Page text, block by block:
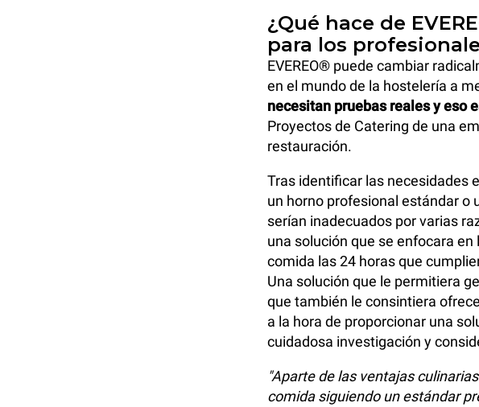
¿Qué hace de
para los
EVEREO® puede cambiar
en el mundo de la hostelería a
necesitan pruebas reales y eso
Proyectos de Catering de una
restauración.
Tras identificar las necesidades
un horno profesional estándar o
serían inadecuados por varias
una solución que se enfocara
comida las 24 horas que
Una solución que le permitiera
que también le consintiera
a la hora de proporcionar una
cuidadosa investigación y
"Aparte de las ventajas
comida siguiendo un estándar